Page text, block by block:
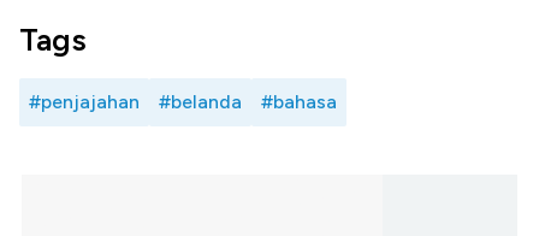
Tags
#penjajahan #belanda #bahasa